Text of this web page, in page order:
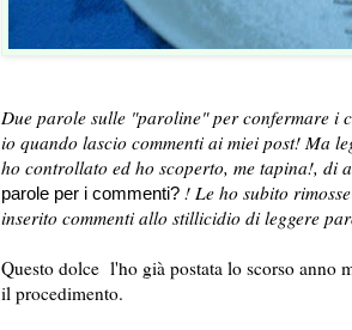
Due parole sulle "paroline" per confermare i
io quando lascio commenti ai miei post! Ma
ho controllato ed ho scoperto, me tapina!, di
parole per i commenti? ! Le ho subito
inserito commenti allo stillicidio di leggere
Questo dolce l'ho già postata lo scorso anno
il procedimento.